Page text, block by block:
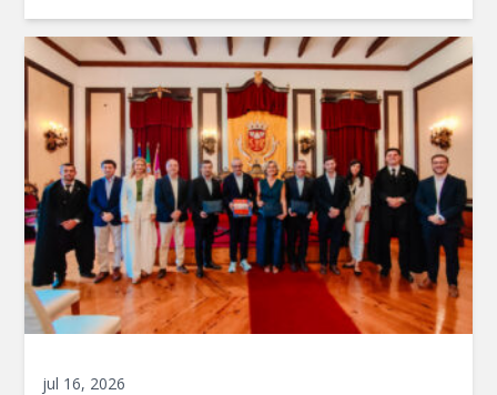
jul 16, 2026